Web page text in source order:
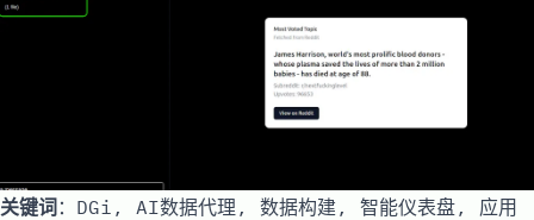
关键词：DGi, AI数据代理, 数据构建, 智能仪表盘, 应用